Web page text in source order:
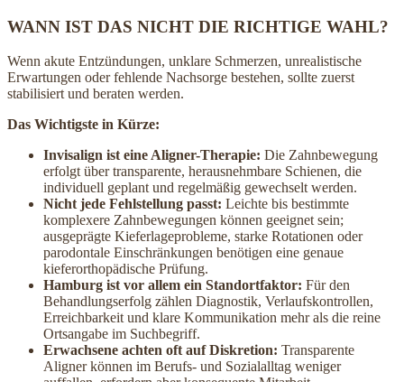
WANN IST DAS NICHT DIE RICHTIGE WAHL?
Wenn akute Entzündungen, unklare Schmerzen, unrealistische
Erwartungen oder fehlende Nachsorge bestehen, sollte zuerst
stabilisiert und beraten werden.
Das Wichtigste in Kürze:
Invisalign ist eine Aligner-Therapie: Die Zahnbewegung
erfolgt über transparente, herausnehmbare Schienen, die
individuell geplant und regelmäßig gewechselt werden.
Nicht jede Fehlstellung passt: Leichte bis bestimmte
komplexere Zahnbewegungen können geeignet sein;
ausgeprägte Kieferlageprobleme, starke Rotationen oder
parodontale Einschränkungen benötigen eine genaue
kieferorthopädische Prüfung.
Hamburg ist vor allem ein Standortfaktor: Für den
Behandlungserfolg zählen Diagnostik, Verlaufskontrollen,
Erreichbarkeit und klare Kommunikation mehr als die reine
Ortsangabe im Suchbegriff.
Erwachsene achten oft auf Diskretion: Transparente
Aligner können im Berufs- und Sozialalltag weniger